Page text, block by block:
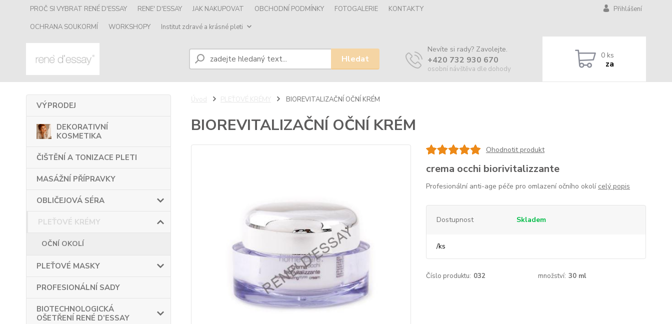
PROČ SI VYBRAT RENÉ D'ESSAY RENE' D'ESSAY JAK NAKUPOVAT OBCHODNÍ PODMÍNKY FOTOGALERIE
KONTAKTY
OCHRANA SOUKORMÍ
WORKSHOPY Institut zdravé a krásné pleti
Přihlášení
Hledat
Nevíte si rady? Zavolejte.
+420 732 930 670
osobní návštěva dle dohody
0 ks
za
VÝPRODEJ
DEKORATIVNÍ
KOSMETIKA
ČIŠTĚNÍ A TONIZACE PLETI
MASÁŽNÍ PŘÍPRAVKY
OBLIČEJOVÁ SÉRA
PLEŤOVÉ KRÉMY
OČNÍ OKOLÍ
PLEŤOVÉ MASKY
PROFESIONÁLNÍ SADY
BIOTECHNOLOGICKÁ
OŠETŘENÍ RENÉ D’ESSAY
Úvod PLEŤOVÉ KRÉMY BIOREVITALIZAČNÍ OČNÍ KRÉM
BIOREVITALIZAČNÍ OČNÍ KRÉM
Ohodnotit produkt
crema occhi biorivitalizzante
Profesionální anti-age péče pro omlazení očního okolí celý popis
Dostupnost Skladem
/ks
Číslo produktu: 032 množství: 30 ml